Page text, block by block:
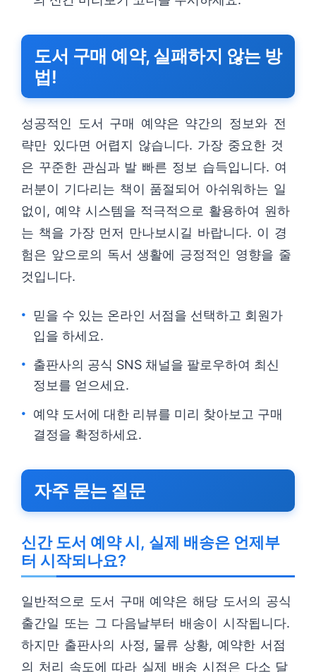
도서 구매 예약, 실패하지 않는 방
법!
성공적인 도서 구매 예약은 약간의 정보와 전
략만 있다면 어렵지 않습니다. 가장 중요한 것
은 꾸준한 관심과 발 빠른 정보 습득입니다. 여
러분이 기다리는 책이 품절되어 아쉬워하는 일
없이, 예약 시스템을 적극적으로 활용하여 원하
는 책을 가장 먼저 만나보시길 바랍니다. 이 경
험은 앞으로의 독서 생활에 긍정적인 영향을 줄
것입니다.
믿을 수 있는 온라인 서점을 선택하고 회원가
입을 하세요.
출판사의 공식 SNS 채널을 팔로우하여 최신
정보를 얻으세요.
예약 도서에 대한 리뷰를 미리 찾아보고 구매
결정을 확정하세요.
자주 묻는 질문
신간 도서 예약 시, 실제 배송은 언제부
터 시작되나요?
일반적으로 도서 구매 예약은 해당 도서의 공식
출간일 또는 그 다음날부터 배송이 시작됩니다.
하지만 출판사의 사정, 물류 상황, 예약한 서점
의 처리 속도에 따라 실제 배송 시점은 다소 달